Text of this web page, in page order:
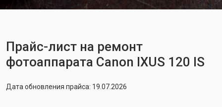
Прайс-лист на ремонт
фотоаппарата Canon IXUS 120 IS
Дата обновления прайса: 19.07.2026